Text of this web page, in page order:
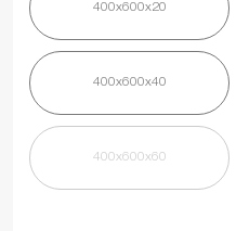
400х600х20
400х600х40
400х600х60